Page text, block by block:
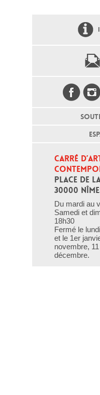
CARRÉ
PLACE DE
30000
Du mardi au
Samedi et
18h30
Fermé le lundi
et le 1er
novembre,
décembre.